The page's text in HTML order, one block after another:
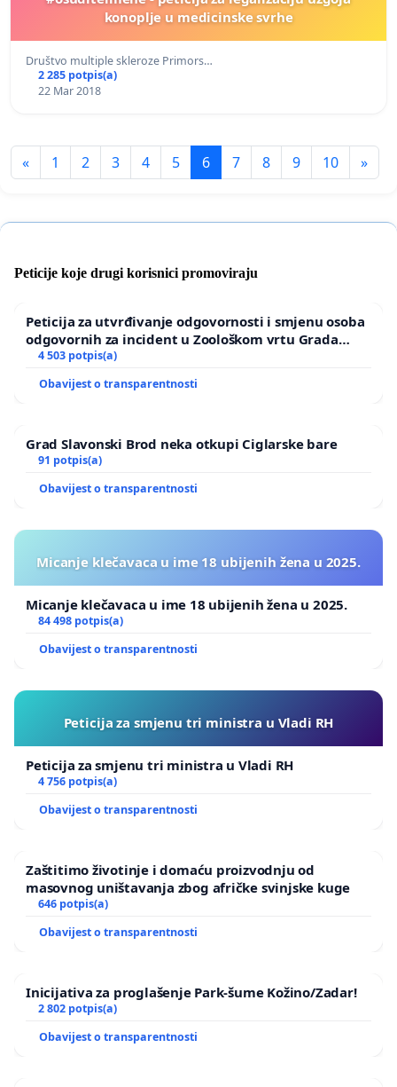
konoplje u medicinske svrhe
Društvo multiple skleroze Primors…
2 285 potpis(a)
22 Mar 2018
« 1 2 3 4 5 6 7 8 9 10 »
Peticije koje drugi korisnici promoviraju
Peticija za utvrđivanje odgovornosti i smjenu osoba
odgovornih za incident u Zoološkom vrtu Grada
Zagreba
4 503 potpis(a)
Obavijest o transparentnosti
Grad Slavonski Brod neka otkupi Ciglarske bare
91 potpis(a)
Obavijest o transparentnosti
Micanje klečavaca u ime 18 ubijenih žena u 2025.
Micanje klečavaca u ime 18 ubijenih žena u 2025.
84 498 potpis(a)
Obavijest o transparentnosti
Peticija za smjenu tri ministra u Vladi RH
Peticija za smjenu tri ministra u Vladi RH
4 756 potpis(a)
Obavijest o transparentnosti
Zaštitimo životinje i domaću proizvodnju od
masovnog uništavanja zbog afričke svinjske kuge
646 potpis(a)
Obavijest o transparentnosti
Inicijativa za proglašenje Park-šume Kožino/Zadar!
2 802 potpis(a)
Obavijest o transparentnosti